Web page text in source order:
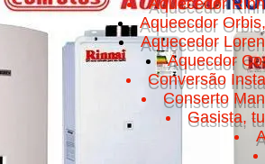
Aquecedor
Aqueecdor Orbis,
Aquecedor
Aquecdor
Conversão
Conserto
Gasista,